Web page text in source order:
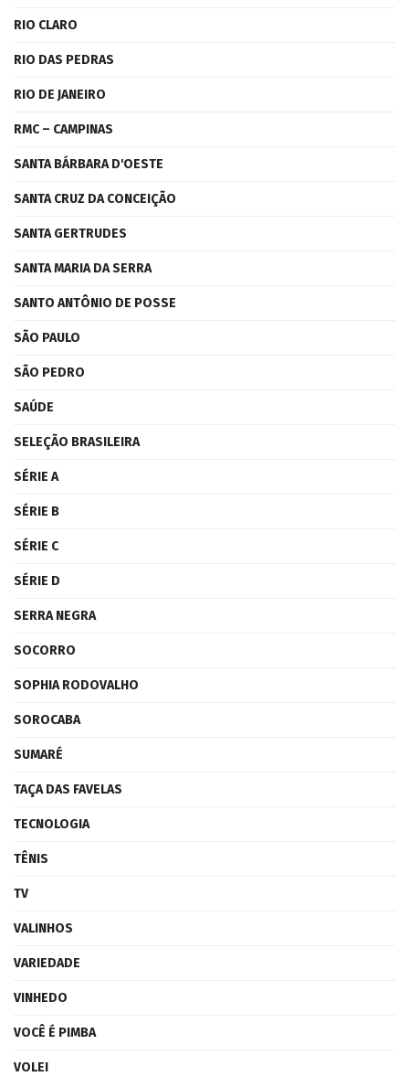
RIO CLARO
RIO DAS PEDRAS
RIO DE JANEIRO
RMC – CAMPINAS
SANTA BÁRBARA D'OESTE
SANTA CRUZ DA CONCEIÇÃO
SANTA GERTRUDES
SANTA MARIA DA SERRA
SANTO ANTÔNIO DE POSSE
SÃO PAULO
SÃO PEDRO
SAÚDE
SELEÇÃO BRASILEIRA
SÉRIE A
SÉRIE B
SÉRIE C
SÉRIE D
SERRA NEGRA
SOCORRO
SOPHIA RODOVALHO
SOROCABA
SUMARÉ
TAÇA DAS FAVELAS
TECNOLOGIA
TÊNIS
TV
VALINHOS
VARIEDADE
VINHEDO
VOCÊ É PIMBA
VOLEI